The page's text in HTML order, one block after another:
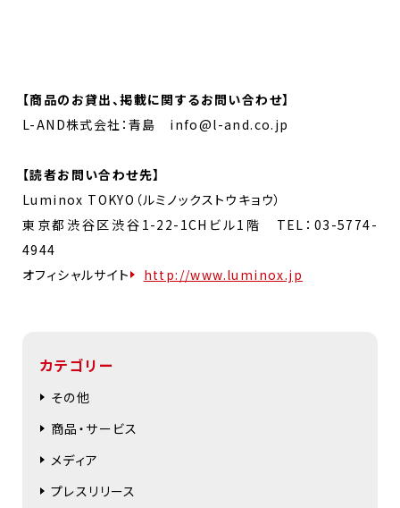
【商品のお貸出、掲載に関するお問い合わせ】
L-AND株式会社：青島 info@l-and.co.jp
【読者お問い合わせ先】
Luminox TOKYO（ルミノックストウキョウ）
東京都渋谷区渋谷1-22-1CHビル1階 TEL：03-5774-
4944
オフィシャルサイト
http://www.luminox.jp
カテゴリー
その他
商品・サービス
メディア
プレスリリース